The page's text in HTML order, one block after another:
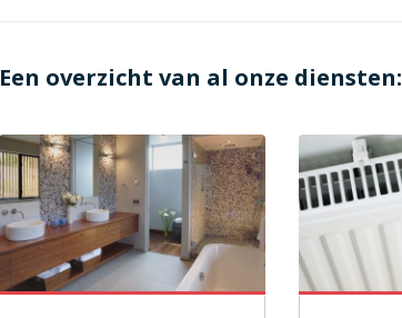
Een overzicht van al onze diensten: